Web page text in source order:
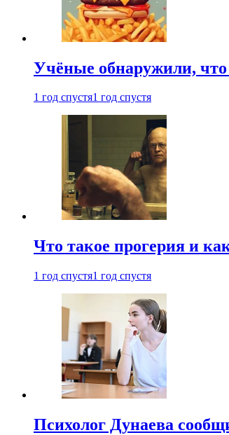
Учёные обнаружили,
1 год спустя1 год спустя
Что такое прогерия и
1 год спустя1 год спустя
Психолог Дунаева